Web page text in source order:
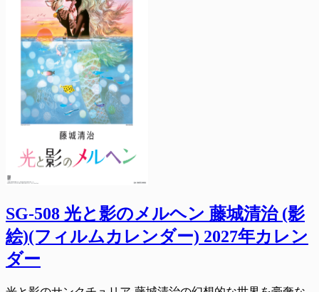
SG-508 光と影のメルヘン 藤城清治 (影
絵)(フィルムカレンダー) 2027年カレン
ダー